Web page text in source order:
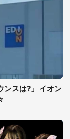
ンスは?」 イオン